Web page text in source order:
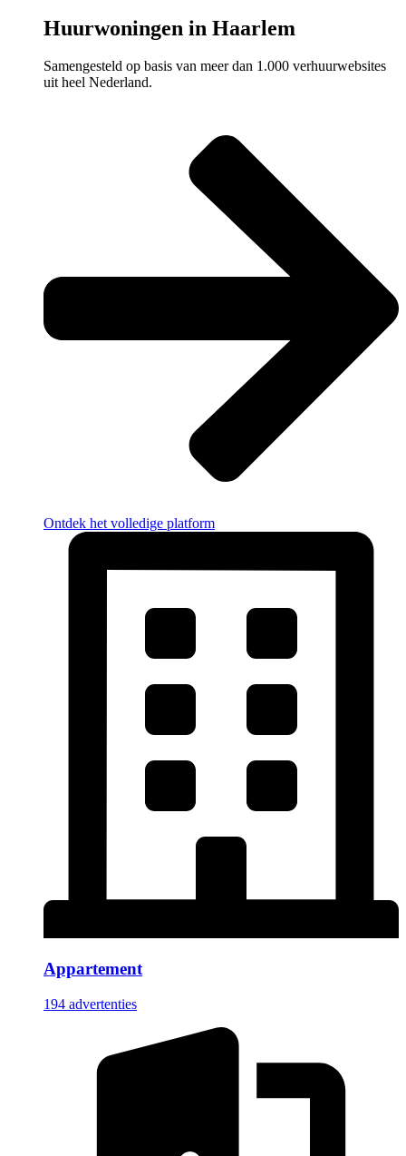
Huurwoningen in Haarlem
Samengesteld op basis van meer dan 1.000 verhuurwebsites
uit heel Nederland.
Ontdek het volledige platform
Appartement
194 advertenties